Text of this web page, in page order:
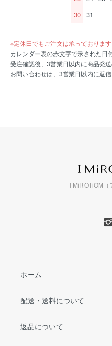
30 31
※定休日でもご注文は承っております
カレンダー表の赤文字で示された日
受注確認後、3営業日以内に商品発送
お問い合わせは、3営業日以内に返信
I MiROTiOM（
ホーム
配送・送料について
返品について